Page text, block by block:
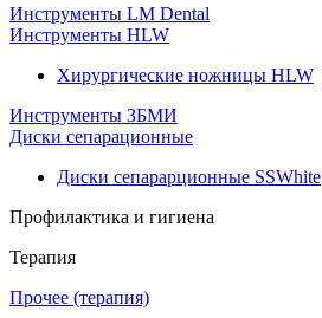
Инструменты LM Dental
Инструменты HLW
Хирургические ножницы HLW
Инструменты ЗБМИ
Диски сепарационные
Диски сепарарционные SSWhite
Профилактика и гигиена
Терапия
Прочее (терапия)